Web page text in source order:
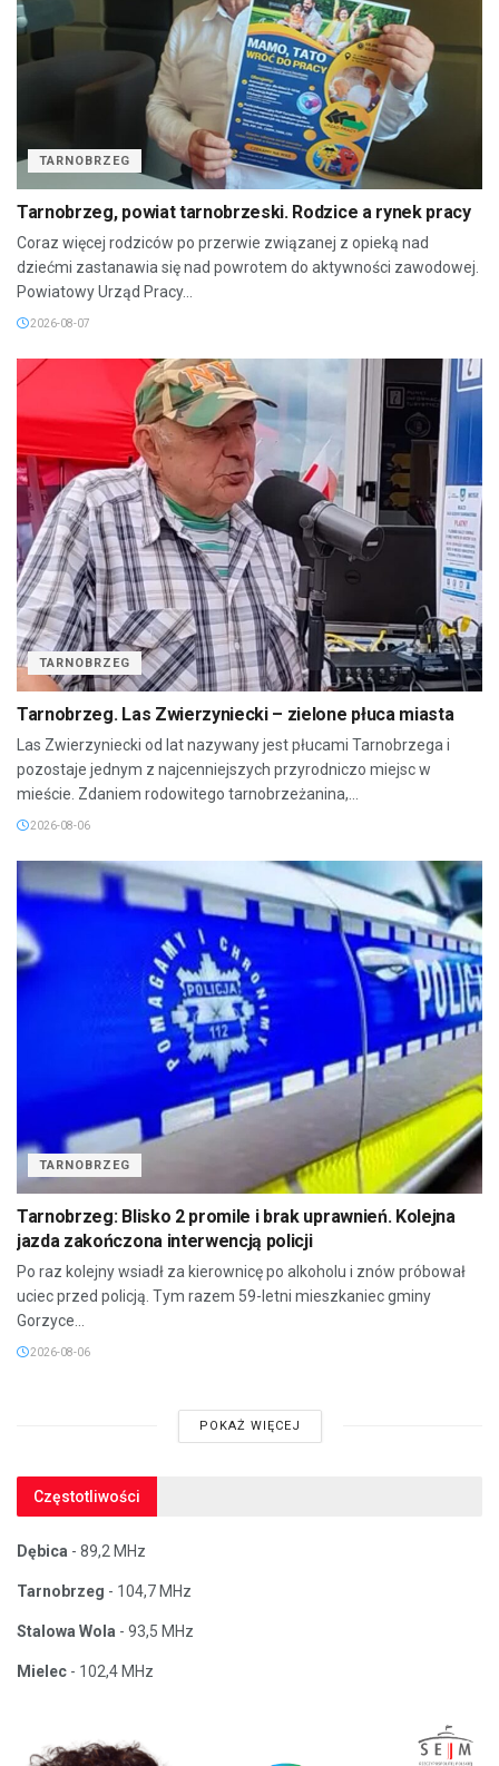
TARNOBRZEG
Tarnobrzeg, powiat tarnobrzeski. Rodzice a rynek pracy
Coraz więcej rodziców po przerwie związanej z opieką nad
dziećmi zastanawia się nad powrotem do aktywności zawodowej.
Powiatowy Urząd Pracy...
2026-08-07
TARNOBRZEG
Tarnobrzeg. Las Zwierzyniecki – zielone płuca miasta
Las Zwierzyniecki od lat nazywany jest płucami Tarnobrzega i
pozostaje jednym z najcenniejszych przyrodniczo miejsc w
mieście. Zdaniem rodowitego tarnobrzeżanina,...
2026-08-06
TARNOBRZEG
Tarnobrzeg: Blisko 2 promile i brak uprawnień. Kolejna
jazda zakończona interwencją policji
Po raz kolejny wsiadł za kierownicę po alkoholu i znów próbował
uciec przed policją. Tym razem 59-letni mieszkaniec gminy
Gorzyce...
2026-08-06
POKAŻ WIĘCEJ
Częstotliwości
Dębica - 89,2 MHz
Tarnobrzeg - 104,7 MHz
Stalowa Wola - 93,5 MHz
Mielec - 102,4 MHz